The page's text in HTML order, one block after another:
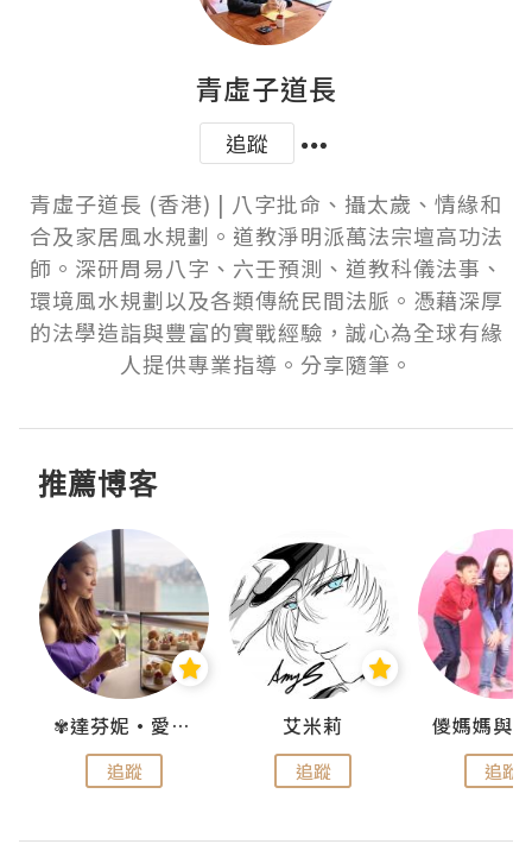
青虛子道長
追蹤
青虛子道長 (香港) | 八字批命、攝太歲、情緣和
合及家居風水規劃。道教淨明派萬法宗壇高功法
師。深研周易八字、六壬預測、道教科儀法事、
環境風水規劃以及各類傳統民間法脈。憑藉深厚
的法學造詣與豐富的實戰經驗，誠心為全球有緣
人提供專業指導。分享隨筆。
推薦博客
✾達芬妮•愛孩子•愛生活✾
追蹤
艾米莉
追蹤 追蹤